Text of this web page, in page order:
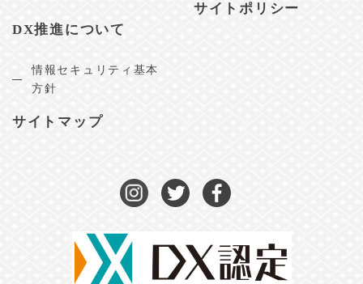
DX推進について
情報セキュリティ基本
方針
サイトマップ
サイトポリシー